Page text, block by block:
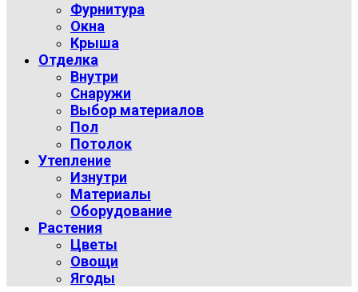
Фурнитура
Окна
Крыша
Отделка
Внутри
Снаружи
Выбор материалов
Пол
Потолок
Утепление
Изнутри
Материалы
Оборудование
Растения
Цветы
Овощи
Ягоды